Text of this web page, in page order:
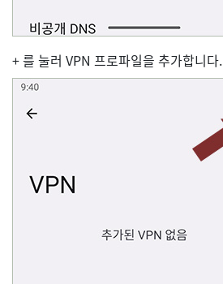
+ 를 눌러 VPN 프로파일을 추가합니다.